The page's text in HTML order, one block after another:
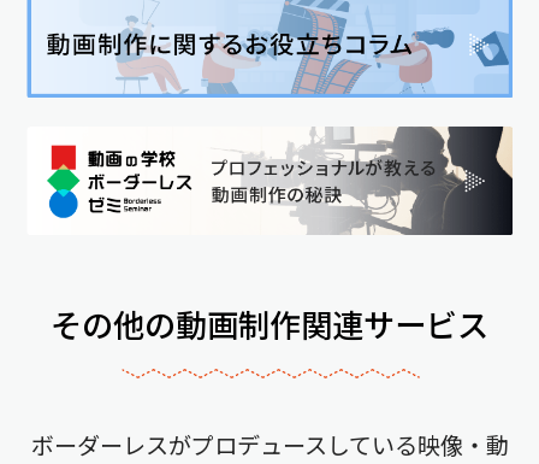
その他の動画制作関連サービス
ボーダーレスがプロデュースしている映像・動